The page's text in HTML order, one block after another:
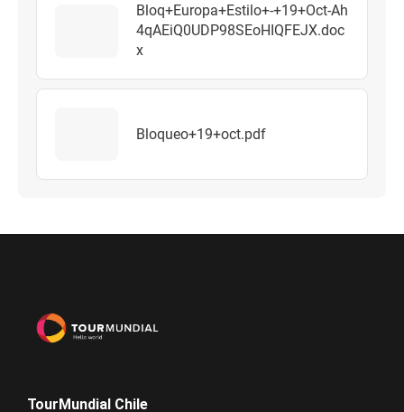
Bloq+Europa+Estilo+-+19+Oct-Ah
4qAEiQ0UDP98SEoHIQFEJX.doc
x
Bloqueo+19+oct.pdf
TourMundial Chile